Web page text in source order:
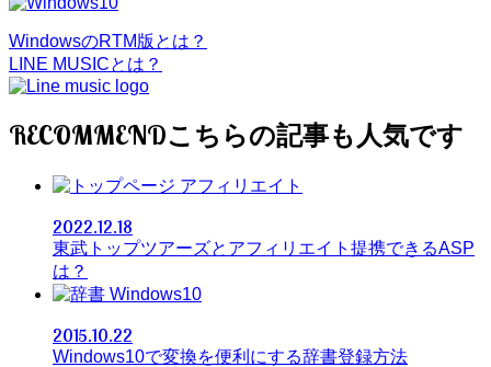
WindowsのRTM版とは？
LINE MUSICとは？
RECOMMEND
アフィリエイト
2022.12.18
東武トップツアーズとアフィリエイト提携できるASP
は？
Windows10
2015.10.22
Windows10で変換を便利にする辞書登録方法